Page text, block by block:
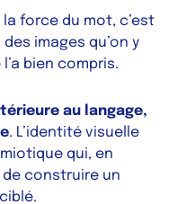
force du mot, c’est
des images qu’on y
bien compris.
au langage,
. L’identité visuelle
qui, en
construire un